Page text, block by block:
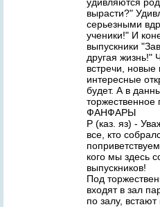
вырасти?"
серьезными
ученики!" И
выпускники
другая жизнь!"
встречи, новые
интересные
будет. А в
торжественное
ФАНФАРЫ
Р (каз. яз) -
все, кто
кого мы здесь
выпускников!
Под
входят в зал
по залу,